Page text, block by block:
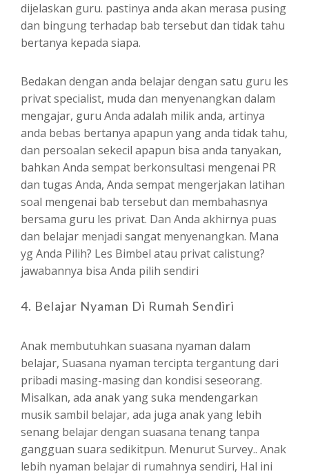
dijelaskan guru. pastinya anda akan merasa pusing
dan bingung terhadap bab tersebut dan tidak tahu
bertanya kepada siapa.
Bedakan dengan anda belajar dengan satu guru les
privat specialist, muda dan menyenangkan dalam
mengajar, guru Anda adalah milik anda, artinya
anda bebas bertanya apapun yang anda tidak tahu,
dan persoalan sekecil apapun bisa anda tanyakan,
bahkan Anda sempat berkonsultasi mengenai PR
dan tugas Anda, Anda sempat mengerjakan latihan
soal mengenai bab tersebut dan membahasnya
bersama guru les privat. Dan Anda akhirnya puas
dan belajar menjadi sangat menyenangkan. Mana
yg Anda Pilih? Les Bimbel atau privat calistung?
jawabannya bisa Anda pilih sendiri
4. Belajar Nyaman Di Rumah Sendiri
Anak membutuhkan suasana nyaman dalam
belajar, Suasana nyaman tercipta tergantung dari
pribadi masing-masing dan kondisi seseorang.
Misalkan, ada anak yang suka mendengarkan
musik sambil belajar, ada juga anak yang lebih
senang belajar dengan suasana tenang tanpa
gangguan suara sedikitpun. Menurut Survey.. Anak
lebih nyaman belajar di rumahnya sendiri, Hal ini